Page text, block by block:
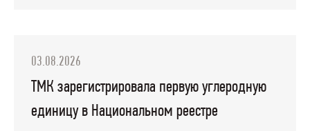
03.08.2026
ТМК зарегистрировала первую углеродную
единицу в Национальном реестре